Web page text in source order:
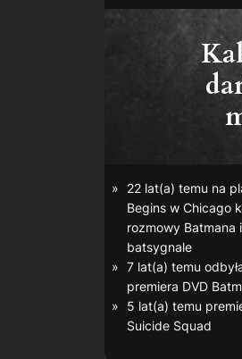
22 lat(a) temu na
Begins w Chicago
rozmowy Batmana
batsygnale
7 lat(a) temu
premiera DVD
5 lat(a) temu
Suicide Squad